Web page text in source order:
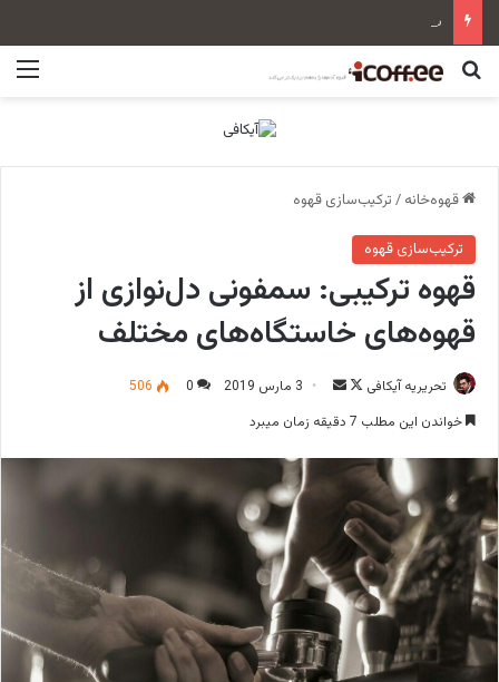
سن‌رمو زویی بلند Tall Cup
جستجو برای
قهوه‌خانه / ترکیب‌سازی قهوه
ترکیب‌سازی قهوه
قهوه ترکیبی: سمفونی دل‌نوازی از
قهوه‌های خاستگاه‌های مختلف
تحریریه آیکافی
F
w
n
X
م
ی
3 مارس 2019 0
506
خواندن این مطلب 7 دقیقه زمان میبرد